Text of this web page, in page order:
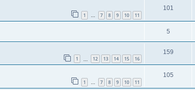
1 … 7 8 9 10 11
101
5
1 12 13 14 15 16
159
1 … 7 8 9 10 11
105